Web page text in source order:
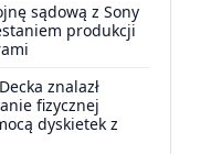
sądową z Sony
produkcji
znalazł
fizycznej
dyskietek z